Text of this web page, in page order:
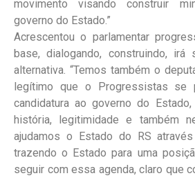
movimento visando construir
governo do Estado.”
Acrescentou o parlamentar
base, dialogando, construindo, irá
alternativa. “Temos também o
legítimo que o Progressistas se
candidatura ao governo do
história, legitimidade e também
ajudamos o Estado do RS
trazendo o Estado para uma
seguir com essa agenda, claro que